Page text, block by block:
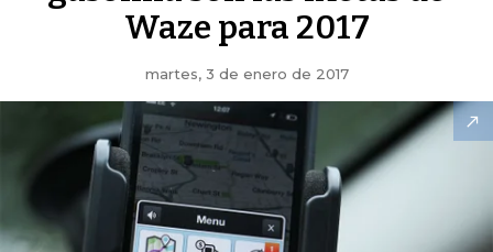
Waze para 2017
martes, 3 de enero de 2017